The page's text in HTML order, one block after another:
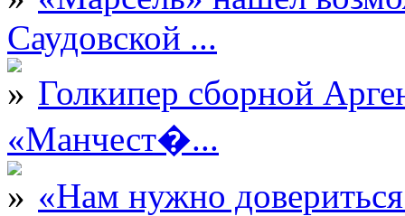
Саудовской ...
Голкипер сборной
«Манчест�...
«Нам нужно